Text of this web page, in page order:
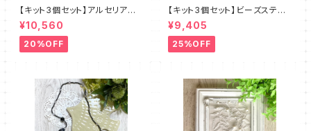
【キット3個セット】アルセリア
新川智未
¥10,560
20%OFF
【キット3個セット】ビーズステッ
チキット・エクルー デザイン：
清水理子
¥9,405
25%OFF